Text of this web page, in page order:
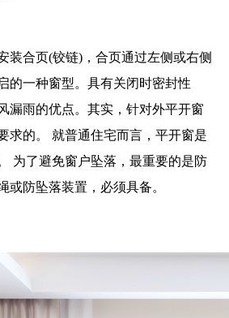
装合页(铰链)，合页通过左侧或右侧
的一种窗型。具有关闭时密封性
漏雨的优点。其实，针对外平开窗
求的。 就普通住宅而言，平开窗是
为了避免窗户坠落，最重要的是防
或防坠落装置，必须具备。